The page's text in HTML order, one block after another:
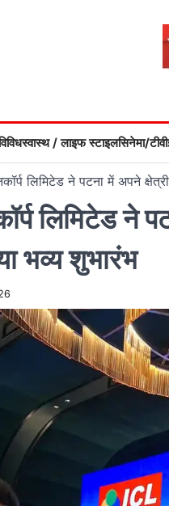
स्वास्थ / लाइफ स्टाइलसिनेमा/टीवी
लिमिटेड ने पटना में अपने
लिमिटेड ने
भव्य शुभारंभ